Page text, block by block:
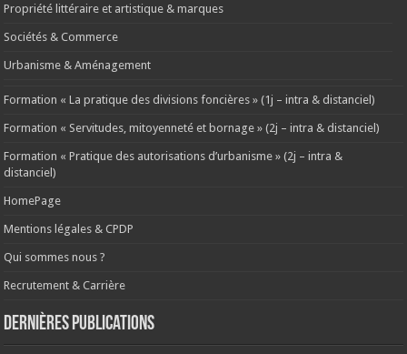
Propriété littéraire et artistique & marques
Sociétés & Commerce
Urbanisme & Aménagement
Formation « La pratique des divisions foncières » (1j – intra & distanciel)
Formation « Servitudes, mitoyenneté et bornage » (2j – intra & distanciel)
Formation « Pratique des autorisations d’urbanisme » (2j – intra &
distanciel)
HomePage
Mentions légales & CPDP
Qui sommes nous ?
Recrutement & Carrière
Dernières publications